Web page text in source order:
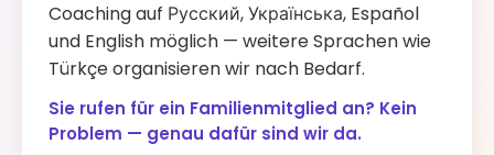
Coaching auf Русский, Українська, Español
und English möglich — weitere Sprachen wie
Türkçe organisieren wir nach Bedarf.
Sie rufen für ein Familienmitglied an? Kein
Problem — genau dafür sind wir da.